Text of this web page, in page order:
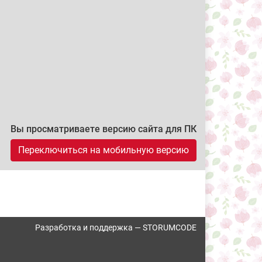
Вы просматриваете версию сайта для ПК
Переключиться на мобильную версию
Разработка и поддержка — STORUMCODE